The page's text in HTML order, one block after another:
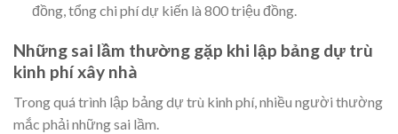
đồng, tổng chi phí dự kiến là 800 triệu đồng.
Những sai lầm thường gặp khi lập bảng dự trù
kinh phí xây nhà
Trong quá trình lập bảng dự trù kinh phí, nhiều người thường
mắc phải những sai lầm.